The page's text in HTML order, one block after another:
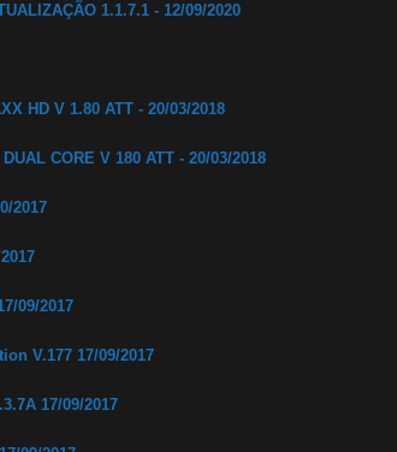
1.1.7.1 - 12/09/2020
HD V 1.80 ATT - 20/03/2018
CORE V 180 ATT - 20/03/2018
2017
09/2017
V.177 17/09/2017
17/09/2017